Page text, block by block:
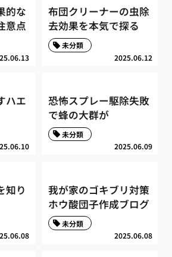
的な
意点
布団クリーナーの虫除
去効果を本気で探る
2025.06.12
未分類
ハエ
恐怖スプレー駆除失敗
で蜂の大群が
2025.06.09
未分類
知り
我が家のゴキブリ対策
ホウ酸団子作成ブログ
2025.06.08
未分類